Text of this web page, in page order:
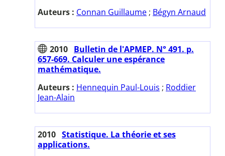
Auteurs : Connan Guillaume ; Bégyn Arnaud
2010 Bulletin de l'APMEP. N° 491. p.
657-669. Calculer une espérance
mathématique.
Auteurs : Hennequin Paul-Louis ; Roddier
Jean-Alain
2010 Statistique. La théorie et ses
applications.